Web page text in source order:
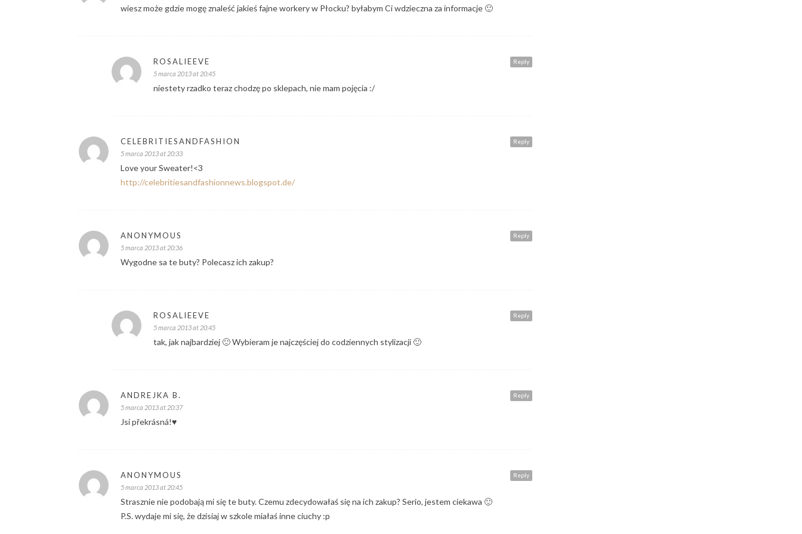
wiesz może gdzie mogę znaleść jakieś fajne workery w Płocku? byłabym Ci wdzieczna za informacje 🙂
Reply
ROSALIEEVE
5 marca 2013 at 20:45
niestety rzadko teraz chodzę po sklepach, nie mam pojęcia :/
Reply
CELEBRITIESANDFASHION
5 marca 2013 at 20:33
Love your Sweater!<3
http://celebritiesandfashionnews.blogspot.de/
Reply
ANONYMOUS
5 marca 2013 at 20:36
Wygodne sa te buty? Polecasz ich zakup?
Reply
ROSALIEEVE
5 marca 2013 at 20:45
tak, jak najbardziej 🙂 Wybieram je najczęściej do codziennych stylizacji 🙂
Reply
ANDREJKA B.
5 marca 2013 at 20:37
Jsi překrásná!♥
Reply
ANONYMOUS
5 marca 2013 at 20:45
Strasznie nie podobają mi się te buty. Czemu zdecydowałaś się na ich zakup? Serio, jestem ciekawa 🙂
P.S. wydaje mi się, że dzisiaj w szkole miałaś inne ciuchy :p